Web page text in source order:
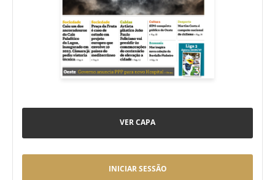
VER CAPA
INICIAR SESSÃO